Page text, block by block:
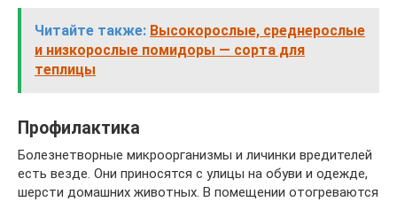
Читайте также: Высокорослые, среднерослые
и низкорослые помидоры — сорта для
теплицы
Профилактика
Болезнетворные микроорганизмы и личинки вредителей
есть везде. Они приносятся с улицы на обуви и одежде,
шерсти домашних животных. В помещении отогреваются